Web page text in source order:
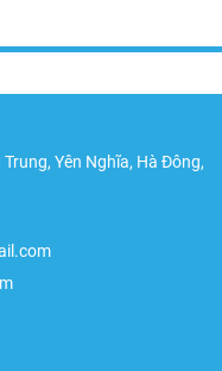
Yên Nghĩa, Hà Đông,